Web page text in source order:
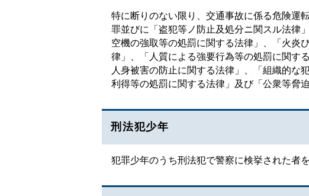
特に断りのない限り、交通事故に係る危険運
罪並びに「盗犯等ノ防止及処分ニ関スル法律
空機の強取等の処罰に関する法律」、「火炎
律」、「人質による強要行為等の処罰に関す
人身被害の防止に関する法律」、「組織的な
利得等の処罰に関する法律」及び「公衆等脅
刑法犯少年
犯罪少年のうち刑法犯で警察に検挙された者を